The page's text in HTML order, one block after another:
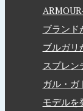
ブランド
ブルガリ
スプレン
ガル・
モデルを